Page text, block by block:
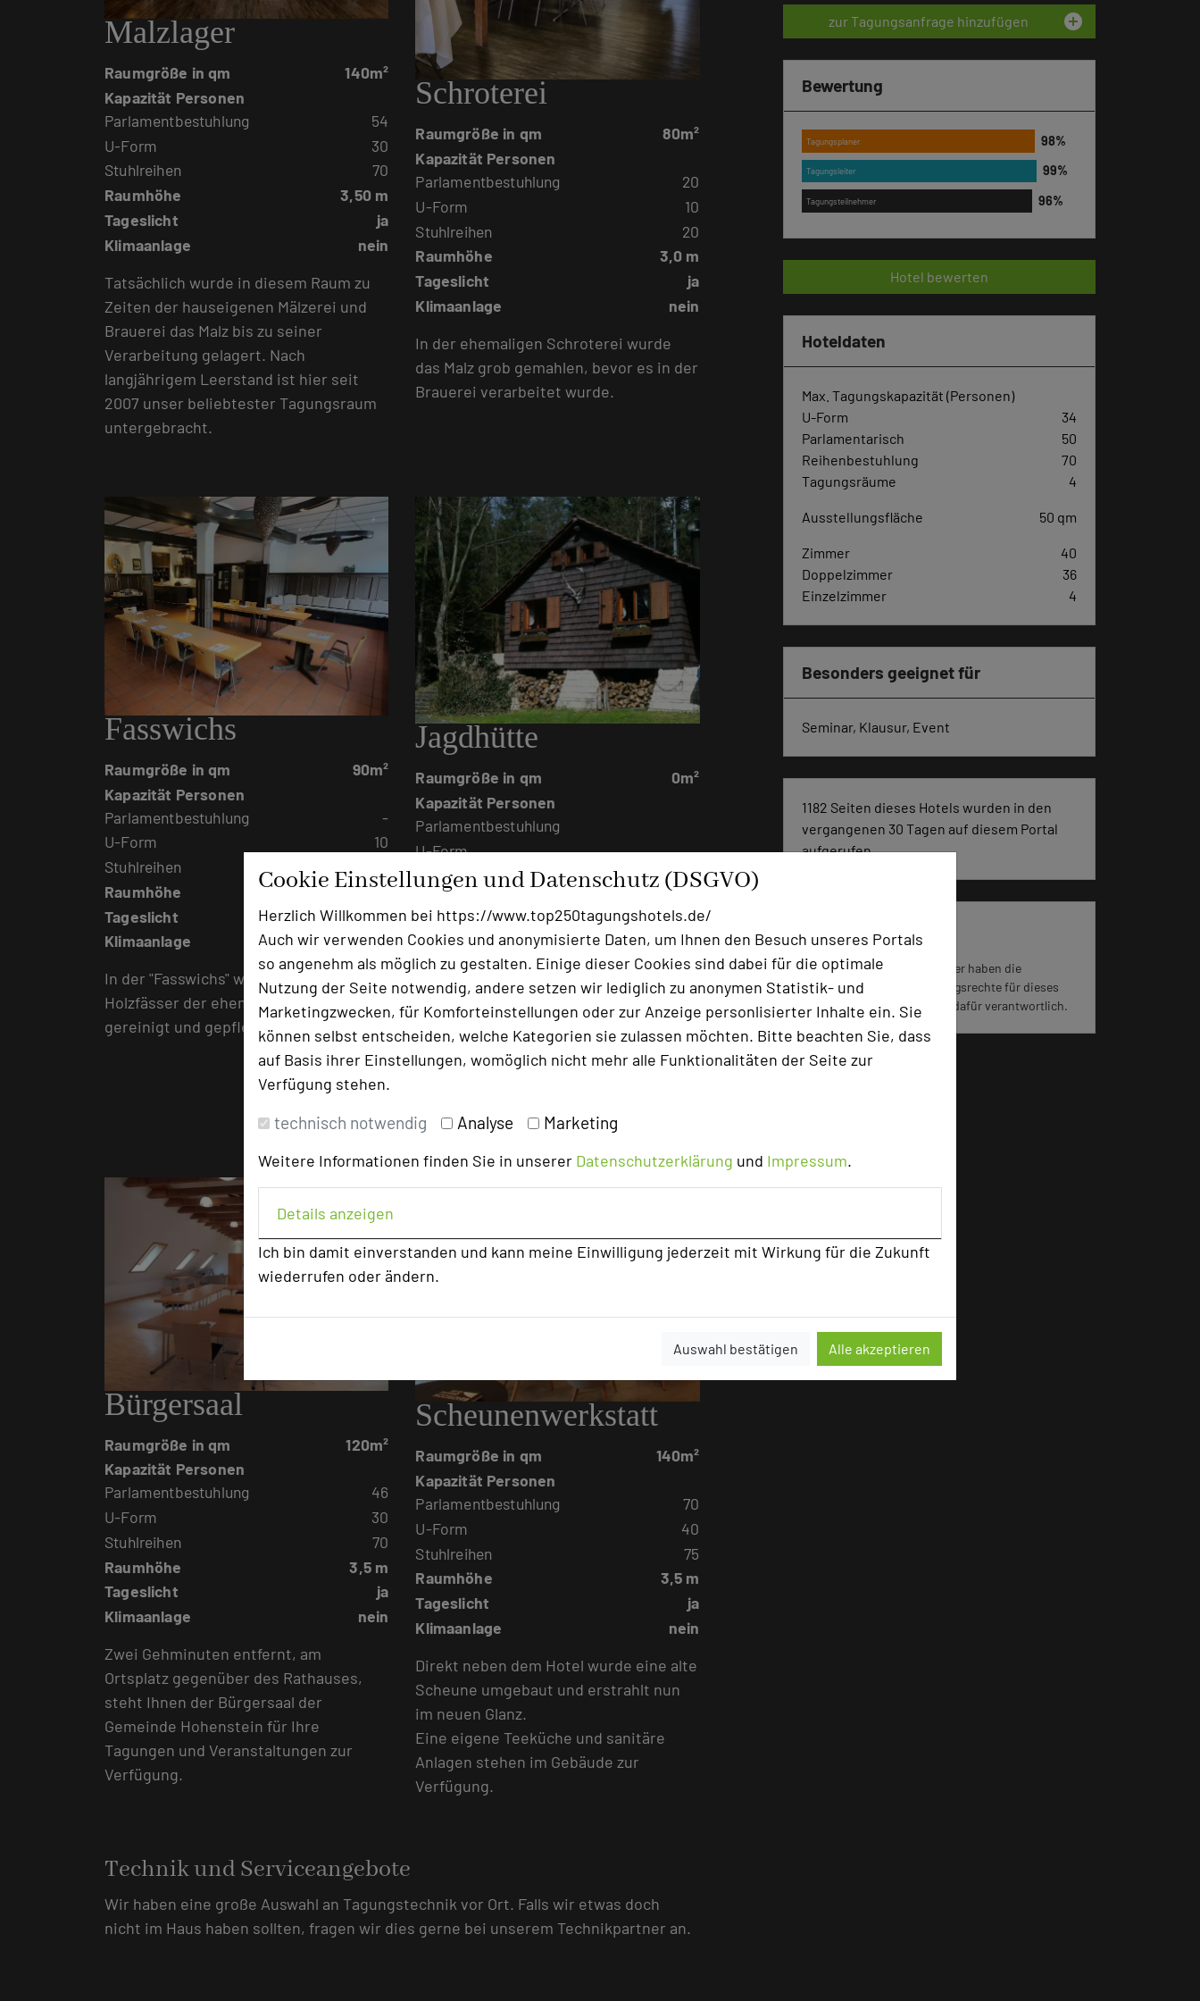
Cookie Einstellungen und Datenschutz (DSGVO)
Herzlich Willkommen bei https://www.top250tagungshotels.de/
Auch wir verwenden Cookies und anonymisierte Daten, um Ihnen den Besuch unseres Portals
so angenehm als möglich zu gestalten. Einige dieser Cookies sind dabei für die optimale
Nutzung der Seite notwendig, andere setzen wir lediglich zu anonymen Statistik- und
Marketingzwecken, für Komforteinstellungen oder zur Anzeige personlisierter Inhalte ein. Sie
können selbst entscheiden, welche Kategorien sie zulassen möchten. Bitte beachten Sie, dass
auf Basis ihrer Einstellungen, womöglich nicht mehr alle Funktionalitäten der Seite zur
Verfügung stehen.
technisch notwendig Analyse Marketing
Weitere Informationen finden Sie in unserer Datenschutzerklärung und Impressum.
Details anzeigen
Ich bin damit einverstanden und kann meine Einwilligung jederzeit mit Wirkung für die Zukunft
wiederrufen oder ändern.
Auswahl bestätigen Alle akzeptieren
Malzlager
Raumgröße in qm
140m²
Kapazität Personen
Parlamentbestuhlung
54
U-Form
30
Stuhlreihen
70
Raumhöhe
3,50 m
Tageslicht
ja
Klimaanlage
nein
Tatsächlich wurde in diesem Raum zu
Zeiten der hauseigenen Mälzerei und
Brauerei das Malz bis zu seiner
Verarbeitung gelagert. Nach
langjährigem Leerstand ist hier seit
2007 unser beliebtester Tagungsraum
untergebracht.
Schroterei
Raumgröße in qm
80m²
Kapazität Personen
Parlamentbestuhlung
20
U-Form
10
Stuhlreihen
20
Raumhöhe
3,0 m
Tageslicht
ja
Klimaanlage
nein
In der ehemaligen Schroterei wurde
das Malz grob gemahlen, bevor es in der
Brauerei verarbeitet wurde.
Fasswichs
Raumgröße in qm
90m²
Kapazität Personen
Parlamentbestuhlung
-
U-Form
10
Stuhlreihen
Raumhöhe
3,50 m
Tageslicht
ja
Klimaanlage
nein
In der "Fasswichs" wurden die
Holzfässer der ehemaligen Brauerei
gereinigt und gepflegt.
Jagdhütte
Raumgröße in qm
0m²
Kapazität Personen
Parlamentbestuhlung
U-Form
Stuhlreihen
Tageslicht
ja
Klimaanlage
nein
Etwa 1,5 km von unserem Haus
entfernt, steht Ihnen in einer
Waldlichtung unsere idyllische
Jagdhütte für Klausurtagungen, die von
Bürgersaal
Raumgröße in qm
120m²
Kapazität Personen
Parlamentbestuhlung
46
U-Form
30
Stuhlreihen
70
Raumhöhe
3,5 m
Tageslicht
ja
Klimaanlage
nein
Zwei Gehminuten entfernt, am
Ortsplatz gegenüber des Rathauses,
steht Ihnen der Bürgersaal der
Gemeinde Hohenstein für Ihre
Tagungen und Veranstaltungen zur
Verfügung.
Scheunenwerkstatt
Raumgröße in qm
140m²
Kapazität Personen
Parlamentbestuhlung
70
U-Form
40
Stuhlreihen
75
Raumhöhe
3,5 m
Tageslicht
ja
Klimaanlage
nein
Direkt neben dem Hotel wurde eine alte
Scheune umgebaut und erstrahlt nun
im neuen Glanz.
Eine eigene Teeküche und sanitäre
Anlagen stehen im Gebäude zur
Verfügung.
Technik und Serviceangebote
Wir haben eine große Auswahl an Tagungstechnik vor Ort. Falls wir etwas doch
nicht im Haus haben sollten, fragen wir dies gerne bei unserem Technikpartner an.
zur Tagungsanfrage hinzufügen add_circle
Bewertung
Tagungsplaner
Tagungsleiter
Tagungsteilnehmer
Hotel bewerten
Hoteldaten
Max. Tagungskapazität (Personen)
U-Form
34
Parlamentarisch
50
Reihenbestuhlung
70
Tagungsräume
4
Ausstellungsfläche 50 qm
Zimmer
40
Doppelzimmer
36
Einzelzimmer
4
Besonders geeignet für
Seminar, Klausur, Event
1182 Seiten dieses Hotels wurden in den
vergangenen 30 Tagen auf diesem Portal
aufgerufen.
Impressum zum Hotel
Für die Verwendung der Bilder haben die
jeweiligen Hotels die Nutzungsrechte für dieses
Portal eingeräumt und sind dafür verantwortlich.